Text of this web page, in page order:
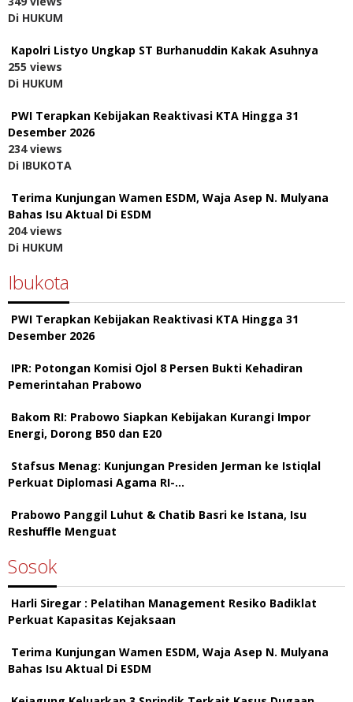
Di HUKUM
Kapolri Listyo Ungkap ST Burhanuddin Kakak Asuhnya
255 views
Di HUKUM
PWI Terapkan Kebijakan Reaktivasi KTA Hingga 31
Desember 2026
234 views
Di IBUKOTA
Terima Kunjungan Wamen ESDM, Waja Asep N. Mulyana
Bahas Isu Aktual Di ESDM
204 views
Di HUKUM
Ibukota
PWI Terapkan Kebijakan Reaktivasi KTA Hingga 31
Desember 2026
IPR: Potongan Komisi Ojol 8 Persen Bukti Kehadiran
Pemerintahan Prabowo
Bakom RI: Prabowo Siapkan Kebijakan Kurangi Impor
Energi, Dorong B50 dan E20
Stafsus Menag: Kunjungan Presiden Jerman ke Istiqlal
Perkuat Diplomasi Agama RI-…
Prabowo Panggil Luhut & Chatib Basri ke Istana, Isu
Reshuffle Menguat
Sosok
Harli Siregar : Pelatihan Management Resiko Badiklat
Perkuat Kapasitas Kejaksaan
Terima Kunjungan Wamen ESDM, Waja Asep N. Mulyana
Bahas Isu Aktual Di ESDM